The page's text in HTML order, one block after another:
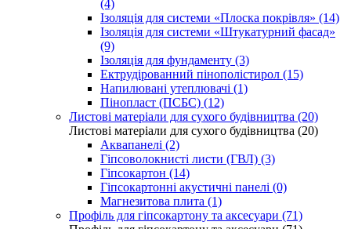
(4)
Ізоляція для системи «Плоска покрівля» (14)
Ізоляція для системи «Штукатурний фасад»
(9)
Ізоляція для фундаменту (3)
Ектрудірованний пінополістирол (15)
Напилювані утеплювачі (1)
Пінопласт (ПСБС) (12)
Листові матеріали для сухого будівництва (20)
Листові матеріали для сухого будівництва (20)
Аквапанелі (2)
Гіпсоволокнисті листи (ГВЛ) (3)
Гіпсокартон (14)
Гіпсокартонні акустичні панелі (0)
Магнезитова плита (1)
Профіль для гіпсокартону та аксесуари (71)